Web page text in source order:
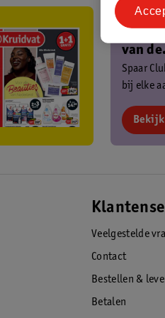
Ben
van de
Club?
Spaar
bij elke
Veelgestelde
Contact
Bestellen &
Betalen